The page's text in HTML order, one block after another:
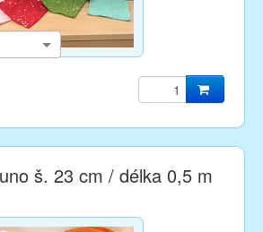
š. 23 cm / délka 0,5 m